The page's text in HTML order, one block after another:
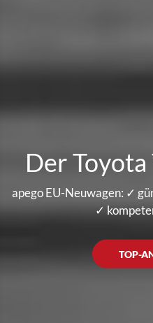
Der
apego EU-Neuwagen: ✓
✓
TOP-